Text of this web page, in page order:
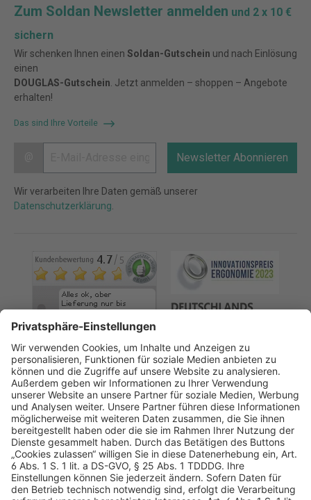
Zum Soldan Newsletter anmelden und 2 x 10 €
sichern
Wir schenken Ihnen einen Soldan-Gutschein und nach Einlösung
einen
DOUGLAS-Gutschein . Jetzt anmelden – shoppen – Angebote
erhalten!
Das sind Ihre Vorteile
Newsletter Abonnieren
Wir verarbeiten Ihre Daten gemäß unserer
Datenschutzerklärung
AGB Datenschutz Impressum